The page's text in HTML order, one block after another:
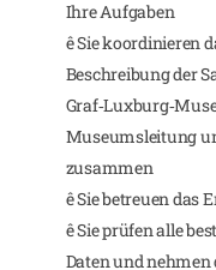
Ihre Aufgaben
ê Sie koordinieren
Beschreibung der
Museumsleitung
zusammen
ê Sie betreuen das
ê Sie prüfen alle
Daten und nehmen